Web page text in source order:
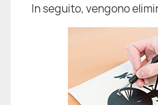
In seguito, vengono